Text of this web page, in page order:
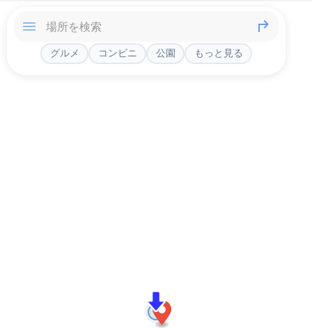
グルメ コンビニ 公園 もっと見る